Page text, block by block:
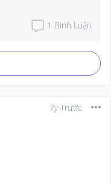
1 Bình Luận
7y Trước